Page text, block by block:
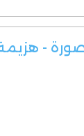
- هزيمة